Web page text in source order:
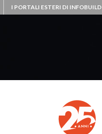
I PORTALI ESTERI DI INFOBUILD